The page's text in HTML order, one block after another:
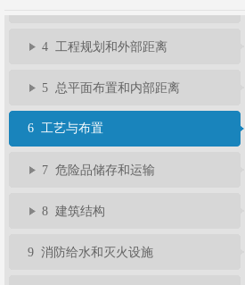
4 工程规划和外部距离
5 总平面布置和内部距离
6 工艺与布置
7 危险品储存和运输
8 建筑结构
9 消防给水和灭火设施